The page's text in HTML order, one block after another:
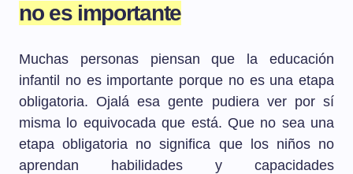
no es importante
Muchas personas piensan que la educación
infantil no es importante porque no es una etapa
obligatoria. Ojalá esa gente pudiera ver por sí
misma lo equivocada que está. Que no sea una
etapa obligatoria no significa que los niños no
aprendan habilidades y capacidades